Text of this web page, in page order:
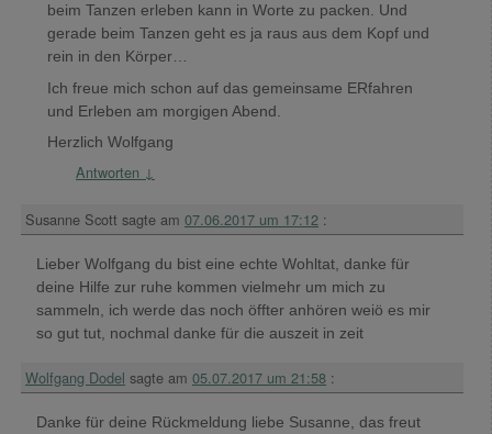
beim Tanzen erleben kann in Worte zu packen. Und
gerade beim Tanzen geht es ja raus aus dem Kopf und
rein in den Körper…
Ich freue mich schon auf das gemeinsame ERfahren
und Erleben am morgigen Abend.
Herzlich Wolfgang
Antworten ↓
Susanne Scott sagte am 07.06.2017 um 17:12 :
Lieber Wolfgang du bist eine echte Wohltat, danke für
deine Hilfe zur ruhe kommen vielmehr um mich zu
sammeln, ich werde das noch öffter anhören weiö es mir
so gut tut, nochmal danke für die auszeit in zeit
Wolfgang Dodel sagte am 05.07.2017 um 21:58 :
Danke für deine Rückmeldung liebe Susanne, das freut